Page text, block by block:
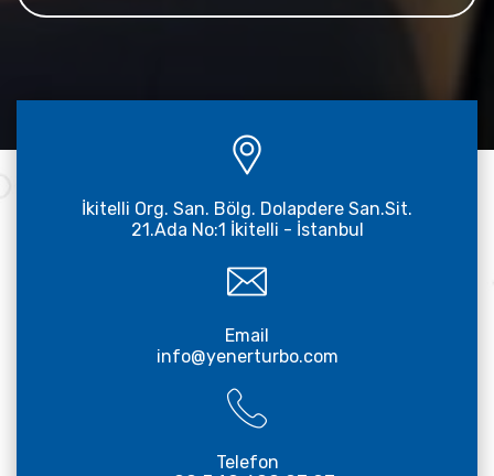
İkitelli Org. San. Bölg. Dolapdere San.Sit.
21.Ada No:1 İkitelli - İstanbul
Email
info@yenerturbo.com
Telefon